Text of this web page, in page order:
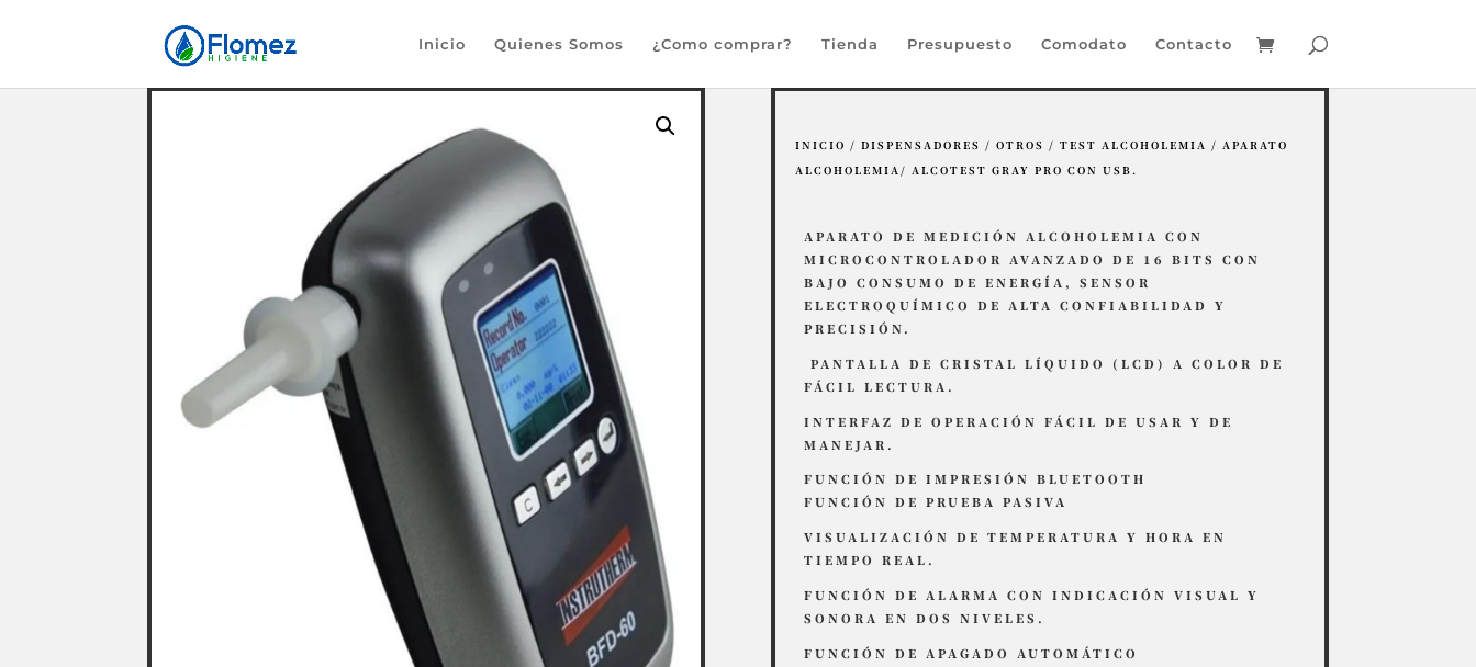
Inicio Quienes Somos ¿Como comprar? Tienda Presupuesto Comodato Contacto
productos
INICIO /DISPENSADORES /OTROS /TEST ALCOHOLEMIA / APARATO
ALCOHOLEMIA/ ALCOTEST GRAY PRO CON USB.
APARATO DE MEDICIÓN ALCOHOLEMIA CON
MICROCONTROLADOR AVANZADO DE 16 BITS CON
BAJO CONSUMO DE ENERGÍA, SENSOR
ELECTROQUÍMICO DE ALTA CONFIABILIDAD Y
PRECISIÓN.
PANTALLA DE CRISTAL LÍQUIDO (LCD) A COLOR DE
FÁCIL LECTURA.
INTERFAZ DE OPERACIÓN FÁCIL DE USAR Y DE
MANEJAR.
FUNCIÓN DE IMPRESIÓN BLUETOOTH
FUNCIÓN DE PRUEBA PASIVA
VISUALIZACIÓN DE TEMPERATURA Y HORA EN
TIEMPO REAL.
FUNCIÓN DE ALARMA CON INDICACIÓN VISUAL Y
SONORA EN DOS NIVELES.
FUNCIÓN DE APAGADO AUTOMÁTICO